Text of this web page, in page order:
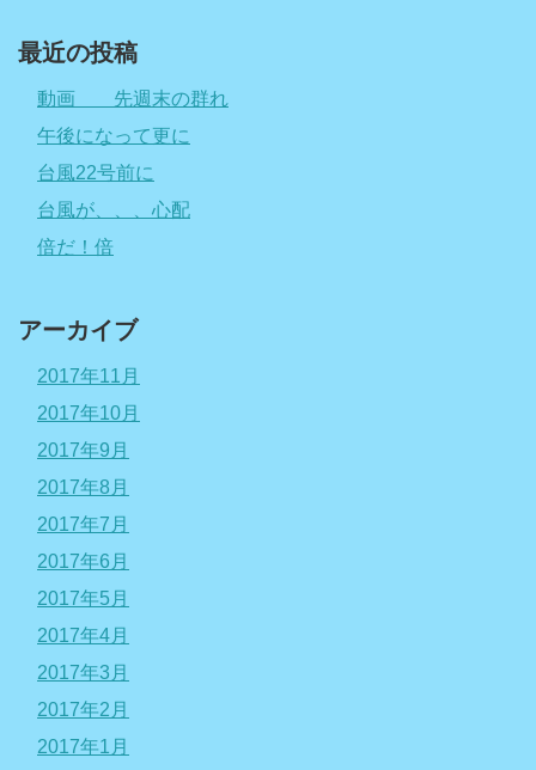
最近の投稿
動画 先週末の群れ
午後になって更に
台風22号前に
台風が、、、心配
倍だ！倍
アーカイブ
2017年11月
2017年10月
2017年9月
2017年8月
2017年7月
2017年6月
2017年5月
2017年4月
2017年3月
2017年2月
2017年1月